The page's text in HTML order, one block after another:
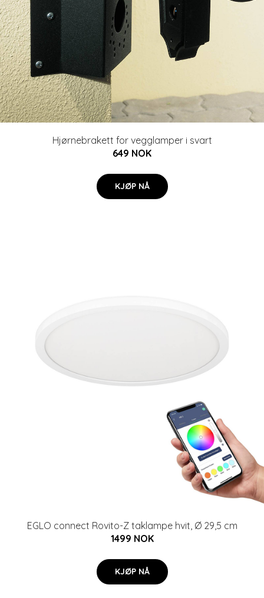
Hjørnebrakett for vegglamper i svart
649 NOK
KJØP NÅ
EGLO connect Rovito-Z taklampe hvit, Ø 29,5 cm
1499 NOK
KJØP NÅ